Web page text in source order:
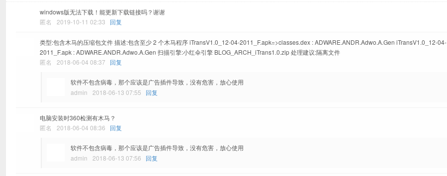
windows版无法下载！能更新下载链接吗？谢谢
匿名
2019-10-11 02:33 回复
类型:包含木马的压缩包文件 描述:包含至少 2 个木马程序 iTransV1.0_12-04-2011_F.apk=>classes.dex : ADWARE.ANDR.Adwo.A.Gen iTransV1.0_12-04-
2011_F.apk : ADWARE.ANDR.Adwo.A.Gen 扫描引擎:小红伞引擎 BLOG_ARCH_iTrans1.0.zip 处理建议:隔离文件
匿名
2018-06-04 08:37 回复
软件不包含病毒，那个应该是广告插件导致，没有危害，放心使用
admin
2018-06-13 07:55 回复
电脑安装时360检测有木马？
匿名
2018-06-04 08:36 回复
软件不包含病毒，那个应该是广告插件导致，没有危害，放心使用
admin
2018-06-13 07:56 回复